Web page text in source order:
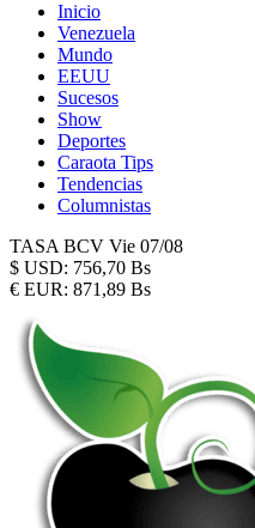
Inicio
Venezuela
Mundo
EEUU
Sucesos
Show
Deportes
Caraota Tips
Tendencias
Columnistas
TASA BCV Vie 07/08
$ USD: 756,70 Bs
€ EUR: 871,89 Bs